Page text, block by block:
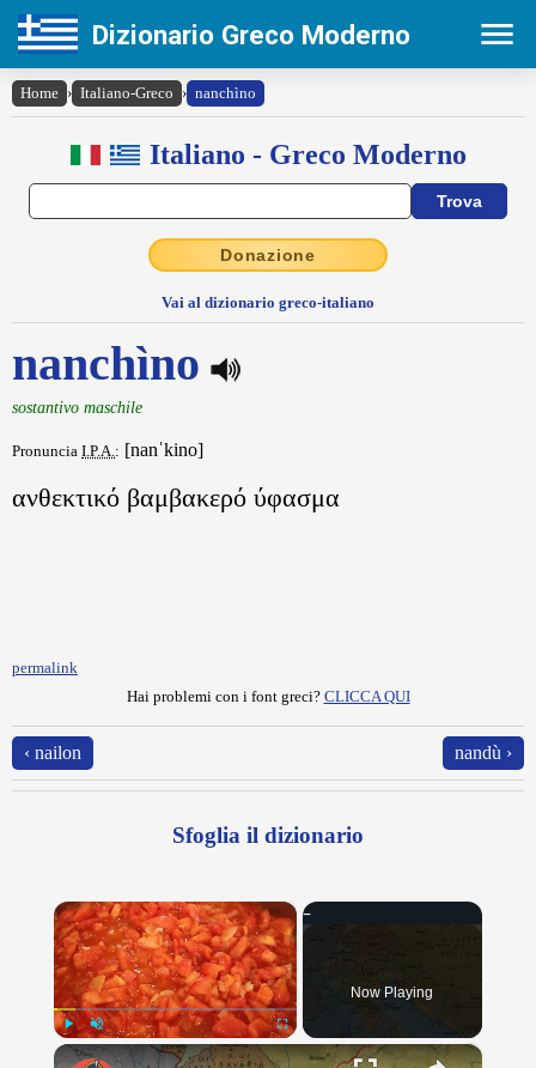
Dizionario Greco Moderno
Home › Italiano-Greco › nanchìno
Italiano - Greco Moderno
Donazione
Vai al dizionario greco-italiano
nanchìno
sostantivo maschile
Pronuncia I.P.A.: [nanˈkino]
ανθεκτικό βαμβακερό ύφασμα
permalink
Hai problemi con i font greci? CLICCA QUI
‹ nailon nandù ›
Sfoglia il dizionario
×
Play Unmute Fullscreen
Now Playing
×